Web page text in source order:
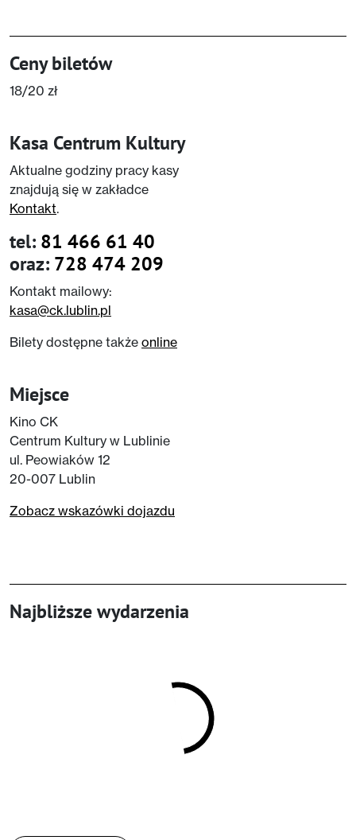
Ceny biletów
18/20 zł
Kasa Centrum Kultury
Aktualne godziny pracy kasy
znajdują się w zakładce
Kontakt.
tel: 81 466 61 40
oraz: 728 474 209
Kontakt mailowy:
kasa@ck.lublin.pl
Bilety dostępne także online
Miejsce
Kino CK
Centrum Kultury w Lublinie
ul. Peowiaków 12
20-007 Lublin
Zobacz wskazówki dojazdu
Najbliższe wydarzenia